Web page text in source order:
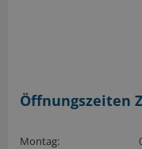
Öffnungszeiten
Montag: